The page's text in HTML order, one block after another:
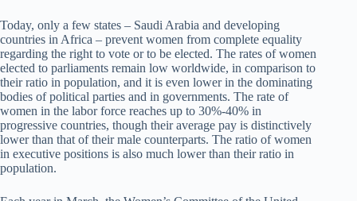
Today, only a few states – Saudi Arabia and developing
countries in Africa – prevent women from complete equality
regarding the right to vote or to be elected. The rates of women
elected to parliaments remain low worldwide, in comparison to
their ratio in population, and it is even lower in the dominating
bodies of political parties and in governments. The rate of
women in the labor force reaches up to 30%-40% in
progressive countries, though their average pay is distinctively
lower than that of their male counterparts. The ratio of women
in executive positions is also much lower than their ratio in
population.